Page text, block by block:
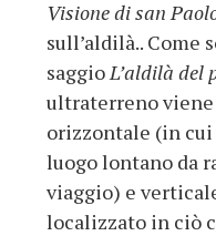
Visione di san
sull’aldilà.. Come
saggioL’aldilà del
ultraterreno viene
orizzontale (in cui
luogo lontano da
viaggio) e
localizzato in ciò